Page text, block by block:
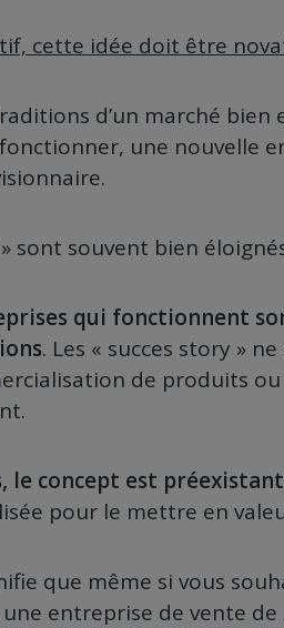
cette idée doit être
d’un marché
une nouvelle
sont souvent bien
qui fonctionnent
. Les « succes story »
de produits
le concept est
pour le mettre en
que même si vous
une entreprise de vente